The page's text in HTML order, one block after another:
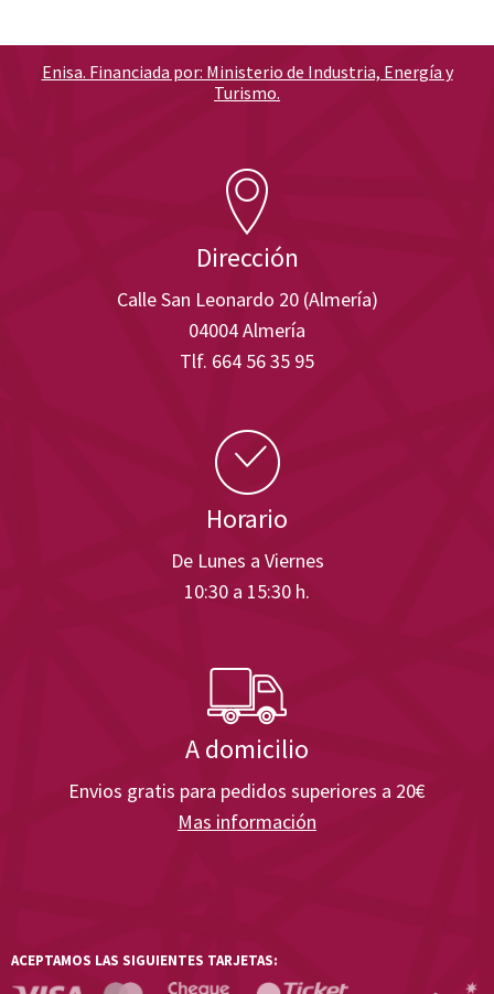
Dirección
Calle San Leonardo 20 (Almería)
04004 Almería
Tlf. 664 56 35 95
Horario
De Lunes a Viernes
10:30 a 15:30 h.
A domicilio
Envios gratis para pedidos superiores a 20€
Mas información
Enisa. Financiada por: Ministerio de Industria, Energía y
Turismo.
ACEPTAMOS LAS SIGUIENTES TARJETAS: